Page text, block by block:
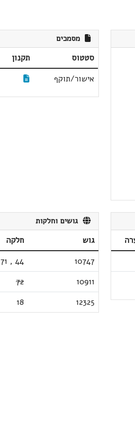
מסמכים
סטטוס תקנון
אישור/תוקף
גושים וחלקות
גוש
חלקה
10747
44
,
71
10911
72
12325
18